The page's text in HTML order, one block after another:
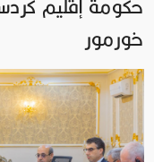
حكومة إقليم
خورمور